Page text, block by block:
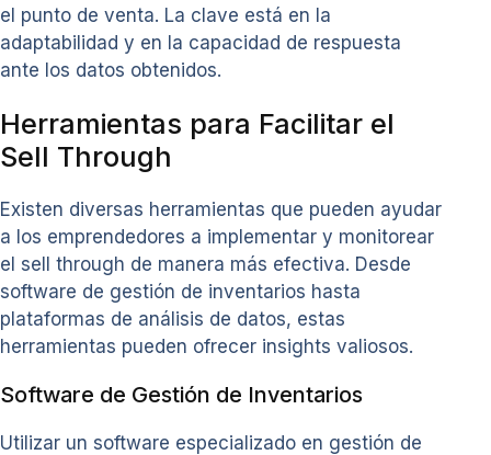
el punto de venta. La clave está en la
adaptabilidad y en la capacidad de respuesta
ante los datos obtenidos.
Herramientas para Facilitar el
Sell Through
Existen diversas herramientas que pueden ayudar
a los emprendedores a implementar y monitorear
el sell through de manera más efectiva. Desde
software de gestión de inventarios hasta
plataformas de análisis de datos, estas
herramientas pueden ofrecer insights valiosos.
Software de Gestión de Inventarios
Utilizar un software especializado en gestión de